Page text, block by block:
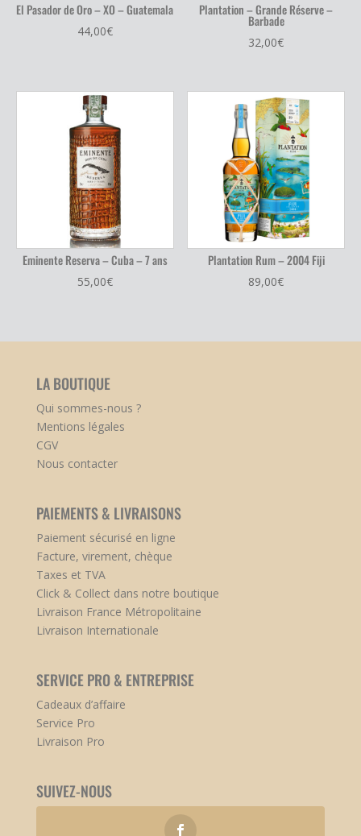
El Pasador de Oro – XO – Guatemala
44,00€
Plantation – Grande Réserve –
Barbade
32,00€
Eminente Reserva – Cuba – 7 ans
55,00€
Plantation Rum – 2004 Fiji
89,00€
LA BOUTIQUE
Qui sommes-nous ?
Mentions légales
CGV
Nous contacter
PAIEMENTS & LIVRAISONS
Paiement sécurisé en ligne
Facture, virement, chèque
Taxes et TVA
Click & Collect dans notre boutique
Livraison France Métropolitaine
Livraison Internationale
SERVICE PRO & ENTREPRISE
Cadeaux d’affaire
Service Pro
Livraison Pro
SUIVEZ-NOUS